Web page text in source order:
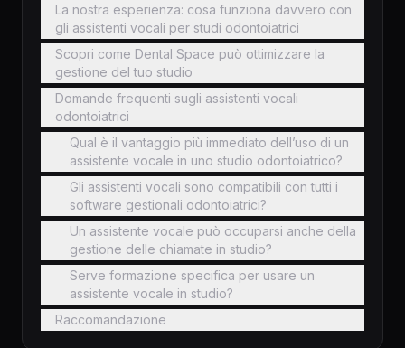
La nostra esperienza: cosa funziona davvero con
gli assistenti vocali per studi odontoiatrici
Scopri come Dental Space può ottimizzare la
gestione del tuo studio
Domande frequenti sugli assistenti vocali
odontoiatrici
Qual è il vantaggio più immediato dell’uso di un
assistente vocale in uno studio odontoiatrico?
Gli assistenti vocali sono compatibili con tutti i
software gestionali odontoiatrici?
Un assistente vocale può occuparsi anche della
gestione delle chiamate in studio?
Serve formazione specifica per usare un
assistente vocale in studio?
Raccomandazione